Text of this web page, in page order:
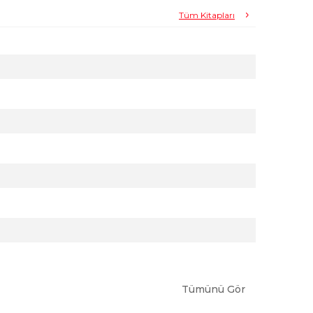
Tüm Kitapları
Tümünü Gör